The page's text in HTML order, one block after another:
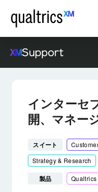
Support
インターセ
開、マネー
スイート
Strategy & Research
製品 Qualtrics